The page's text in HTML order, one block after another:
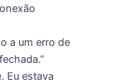
a um erro de
Eu estava